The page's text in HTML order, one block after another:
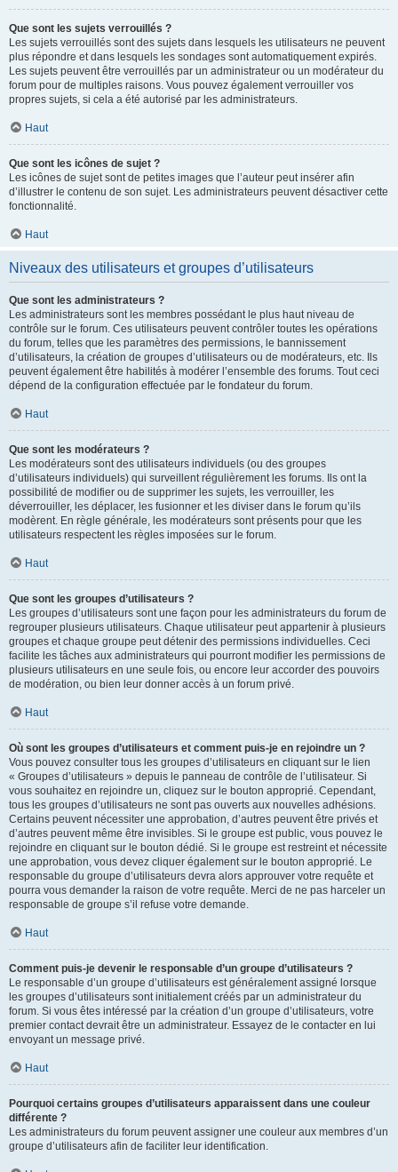
Que sont les sujets verrouillés ?
Les sujets verrouillés sont des sujets dans lesquels les utilisateurs ne peuvent
plus répondre et dans lesquels les sondages sont automatiquement expirés.
Les sujets peuvent être verrouillés par un administrateur ou un modérateur du
forum pour de multiples raisons. Vous pouvez également verrouiller vos
propres sujets, si cela a été autorisé par les administrateurs.
Haut
Que sont les icônes de sujet ?
Les icônes de sujet sont de petites images que l’auteur peut insérer afin
d’illustrer le contenu de son sujet. Les administrateurs peuvent désactiver cette
fonctionnalité.
Haut
Niveaux des utilisateurs et groupes d’utilisateurs
Que sont les administrateurs ?
Les administrateurs sont les membres possédant le plus haut niveau de
contrôle sur le forum. Ces utilisateurs peuvent contrôler toutes les opérations
du forum, telles que les paramètres des permissions, le bannissement
d’utilisateurs, la création de groupes d’utilisateurs ou de modérateurs, etc. Ils
peuvent également être habilités à modérer l’ensemble des forums. Tout ceci
dépend de la configuration effectuée par le fondateur du forum.
Haut
Que sont les modérateurs ?
Les modérateurs sont des utilisateurs individuels (ou des groupes
d’utilisateurs individuels) qui surveillent régulièrement les forums. Ils ont la
possibilité de modifier ou de supprimer les sujets, les verrouiller, les
déverrouiller, les déplacer, les fusionner et les diviser dans le forum qu’ils
modèrent. En règle générale, les modérateurs sont présents pour que les
utilisateurs respectent les règles imposées sur le forum.
Haut
Que sont les groupes d’utilisateurs ?
Les groupes d’utilisateurs sont une façon pour les administrateurs du forum de
regrouper plusieurs utilisateurs. Chaque utilisateur peut appartenir à plusieurs
groupes et chaque groupe peut détenir des permissions individuelles. Ceci
facilite les tâches aux administrateurs qui pourront modifier les permissions de
plusieurs utilisateurs en une seule fois, ou encore leur accorder des pouvoirs
de modération, ou bien leur donner accès à un forum privé.
Haut
Où sont les groupes d’utilisateurs et comment puis-je en rejoindre un ?
Vous pouvez consulter tous les groupes d’utilisateurs en cliquant sur le lien
« Groupes d’utilisateurs » depuis le panneau de contrôle de l’utilisateur. Si
vous souhaitez en rejoindre un, cliquez sur le bouton approprié. Cependant,
tous les groupes d’utilisateurs ne sont pas ouverts aux nouvelles adhésions.
Certains peuvent nécessiter une approbation, d’autres peuvent être privés et
d’autres peuvent même être invisibles. Si le groupe est public, vous pouvez le
rejoindre en cliquant sur le bouton dédié. Si le groupe est restreint et nécessite
une approbation, vous devez cliquer également sur le bouton approprié. Le
responsable du groupe d’utilisateurs devra alors approuver votre requête et
pourra vous demander la raison de votre requête. Merci de ne pas harceler un
responsable de groupe s’il refuse votre demande.
Haut
Comment puis-je devenir le responsable d’un groupe d’utilisateurs ?
Le responsable d’un groupe d’utilisateurs est généralement assigné lorsque
les groupes d’utilisateurs sont initialement créés par un administrateur du
forum. Si vous êtes intéressé par la création d’un groupe d’utilisateurs, votre
premier contact devrait être un administrateur. Essayez de le contacter en lui
envoyant un message privé.
Haut
Pourquoi certains groupes d’utilisateurs apparaissent dans une couleur
différente ?
Les administrateurs du forum peuvent assigner une couleur aux membres d’un
groupe d’utilisateurs afin de faciliter leur identification.